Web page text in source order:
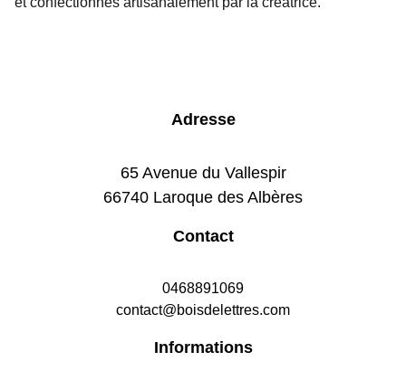
Adresse
65 Avenue du Vallespir
66740 Laroque des Albères
Contact
0468891069
contact@boisdelettres.com
Informations